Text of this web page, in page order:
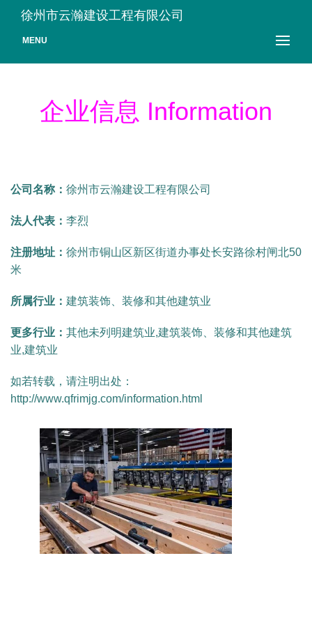
徐州市云瀚建设工程有限公司
MENU
企业信息 Information
公司名称： 徐州市云瀚建设工程有限公司
法人代表： 李烈
注册地址： 徐州市铜山区新区街道办事处长安路徐村闸北50
米
所属行业： 建筑装饰、装修和其他建筑业
更多行业： 其他未列明建筑业,建筑装饰、装修和其他建筑
业,建筑业
如若转载，请注明出处：
http://www.qfrimjg.com/information.html